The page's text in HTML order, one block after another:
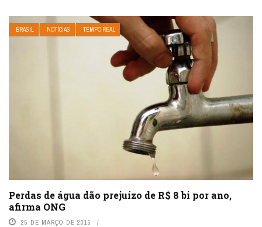
BRASIL NOTÍCIAS TEMPO REAL
Perdas de água dão prejuízo de R$ 8 bi por ano,
afirma ONG
25 DE MARÇO DE 2015